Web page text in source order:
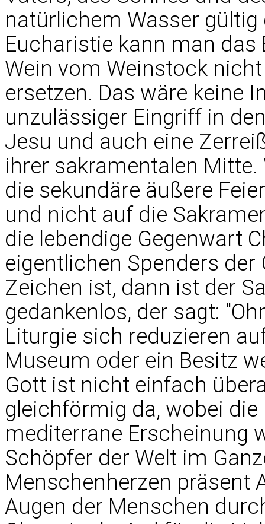
natürlichem Wasser
Eucharistie kann man
Wein vom Weinstock
ersetzen. Das wäre keine
unzulässiger Eingriff in
Jesu und auch eine
ihrer sakramentalen
die sekundäre äußere
und nicht auf die
die lebendige Gegenwart
eigentlichen Spenders
Zeichen ist, dann ist der
gedankenlos, der sagt:
Liturgie sich reduzieren
Museum oder ein Besitz
Gott ist nicht einfach
gleichförmig da, wobei
mediterrane Erscheinung
Schöpfer der Welt im
Menschenherzen präsent
Augen der Menschen